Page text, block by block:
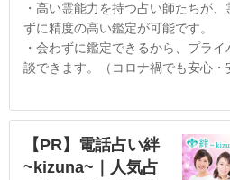
・高い霊能力を持つ占い師たちが
ずに精度の高い鑑定が可能です。
・会わずに鑑定できるから、プラ
談できます。（コロナ禍でも安心・
【PR】電話占い絆
~kizuna~｜人気占